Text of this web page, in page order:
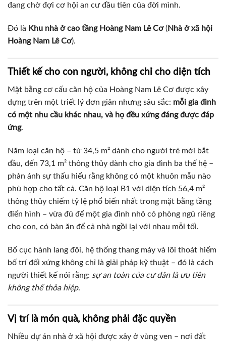
đang chờ đợi cơ hội an cư đầu tiên của đời mình.
Đó là Khu nhà ở cao tầng Hoàng Nam Lê Cơ(Nhà ở xã hội
Hoàng Nam Lê Cơ).
Thiết kế cho con người, không chỉ cho diện tích
Mặt bằng cơ cấu căn hộ của Hoàng Nam Lê Cơ được xây
dựng trên một triết lý đơn giản nhưng sâu sắc: mỗi gia đình
có một nhu cầu khác nhau, và họ đều xứng đáng được đáp
ứng.
Năm loại căn hộ – từ 34,5 m² dành cho người trẻ mới bắt
đầu, đến 73,1 m² thông thủy dành cho gia đình ba thế hệ –
phản ánh sự thấu hiểu rằng không có một khuôn mẫu nào
phù hợp cho tất cả. Căn hộ loại B1 với diện tích 56,4 m²
thông thủy chiếm tỷ lệ phổ biến nhất trong mặt bằng tầng
điển hình – vừa đủ để một gia đình nhỏ có phòng ngủ riêng
cho con, có bàn ăn để cả nhà ngồi lại với nhau mỗi tối.
Bố cục hành lang đôi, hệ thống thang máy và lõi thoát hiểm
bố trí đối xứng không chỉ là giải pháp kỹ thuật – đó là cách
người thiết kế nói rằng: sự an toàn của cư dân là ưu tiên
không thể thỏa hiệp.
Vị trí là món quà, không phải đặc quyền
Nhiều dự án nhà ở xã hội được xây ở vùng ven – nơi đất